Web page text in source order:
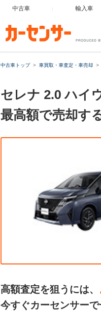
中古車 輸入車
中古車トップ 車買取・車査定・車売却
セレナ 2.0 ハイ
最高額で売却す
高額査定を狙うには、
今すぐカーセンサー